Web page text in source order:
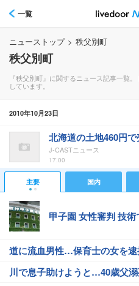
一覧
ニューストップ > 秩父別町
秩父別町
『秩父別町』に関するニュース記事一覧
しています。
2010年10月23日
北海道の土地460円
J-CASTニュース
17:00
主要 国内
甲子園 女性審判 技
道に流血男性…保育士の女を
川で息子助けようと…40歳父